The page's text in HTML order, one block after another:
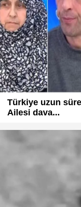
Türkiye uzun
Ailesi dava...